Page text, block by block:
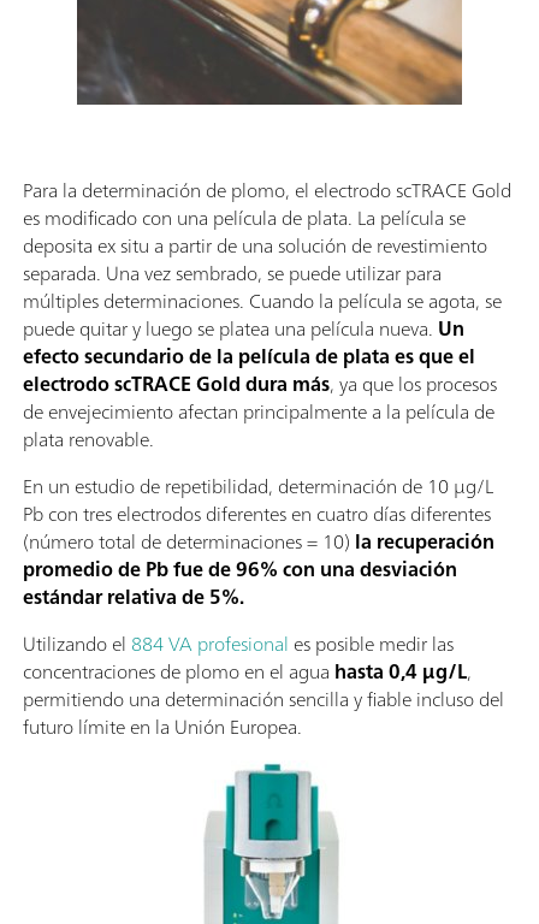
Para la determinación de plomo, el electrodo scTRACE Gold
es modificado con una película de plata. La película se
deposita ex situ a partir de una solución de revestimiento
separada. Una vez sembrado, se puede utilizar para
múltiples determinaciones. Cuando la película se agota, se
puede quitar y luego se platea una película nueva. Un
efecto secundario de la película de plata es que el
electrodo scTRACE Gold dura más, ya que los procesos
de envejecimiento afectan principalmente a la película de
plata renovable.
En un estudio de repetibilidad, determinación de 10 µg/L
Pb con tres electrodos diferentes en cuatro días diferentes
(número total de determinaciones = 10) la recuperación
promedio de Pb fue de 96% con una desviación
estándar relativa de 5%.
Utilizando el 884 VA profesional es posible medir las
concentraciones de plomo en el agua hasta 0,4 µg/L,
permitiendo una determinación sencilla y fiable incluso del
futuro límite en la Unión Europea.